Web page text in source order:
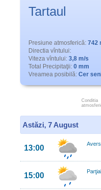
Tartaul
Presiune atmosferică: 742
Directia vîntului:
Viteza vîntului: 3,8 m/s
Total Precipitaţii: 0 mm
Vreamea posibilă: Cer
Conditia
Astăzi, 7 August
13:00
15:00